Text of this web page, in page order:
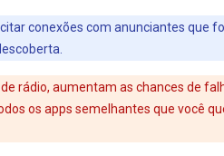
conexões com anunciantes que
rádio, aumentam as chances de
os apps semelhantes que você